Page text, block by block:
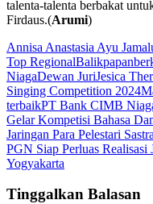
talenta-talenta berbakat
Firdaus.(Arumi)
Annisa Anastasia Ayu
Top RegionalBalikpapan
NiagaDewan JuriJesica
Singing Competition 2024
terbaikPT Bank CIMB
Navigasi
pos
Gelar Kompetisi Bahasa
Jaringan Para Pelestari
PGN Siap Perluas
Yogyakarta
Tinggalkan Balasan